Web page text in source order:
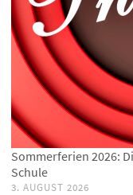
Sommerferien 2026:
Schule
3. AUGUST 2026